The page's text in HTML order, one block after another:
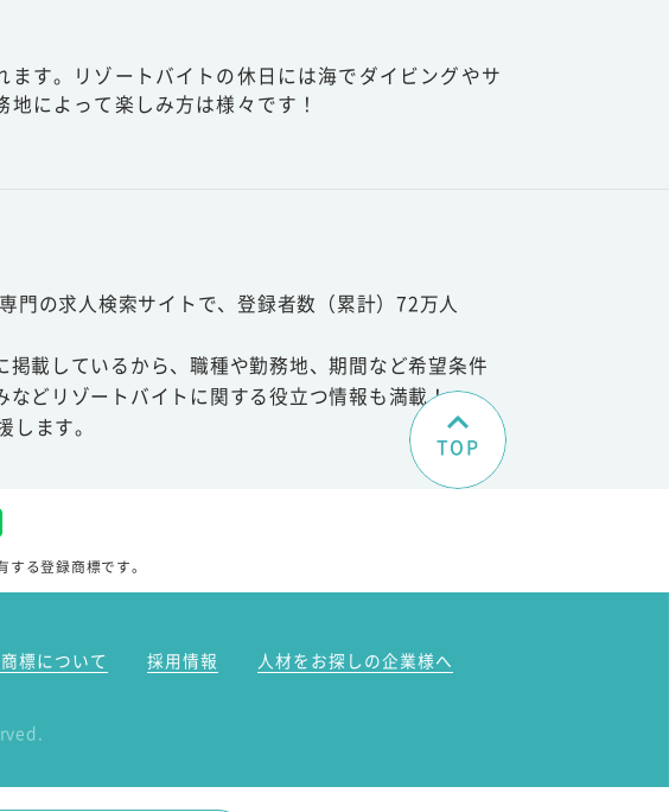
す。リゾートバイトの休日には海でダイビングやサ
によって楽しみ方は様々です！
門の求人検索サイトで、登録者数（累計）72万人
載しているから、職種や勤務地、期間など希望条件
どリゾートバイトに関する役立つ情報も満載！
ます。
TOP
る登録商標です。
標について 採用情報
人材をお探しの企業様へ